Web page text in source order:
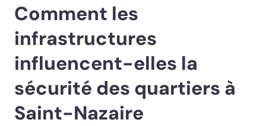
Comment les
infrastructures
influencent-elles la
sécurité des quartiers à
Saint-Nazaire